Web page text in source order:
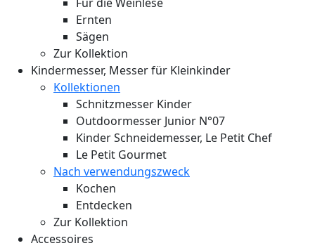
Ernten
Sägen
Zur Kollektion
Kindermesser, Messer für Kleinkinder
Kollektionen
Schnitzmesser Kinder
Outdoormesser Junior N°07
Kinder Schneidemesser, Le Petit Chef
Le Petit Gourmet
Nach verwendungszweck
Kochen
Entdecken
Zur Kollektion
Accessoires